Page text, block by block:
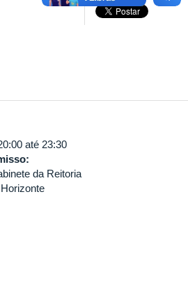
até 23:30
da Reitoria